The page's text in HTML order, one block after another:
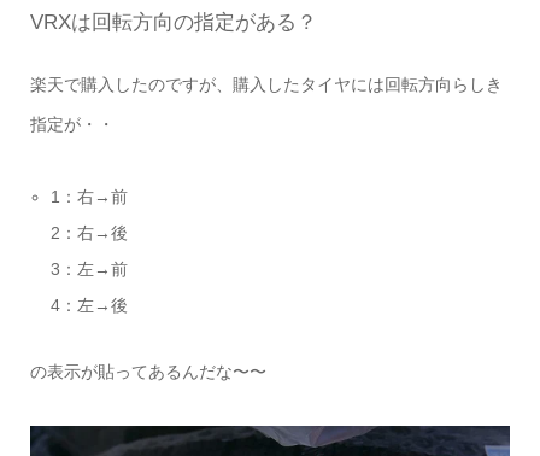
VRXは回転方向の指定がある？
楽天で購入したのですが、購入したタイヤには回転方向らしき
指定が・・
1：右→前
2：右→後
3：左→前
4：左→後
の表示が貼ってあるんだな〜〜